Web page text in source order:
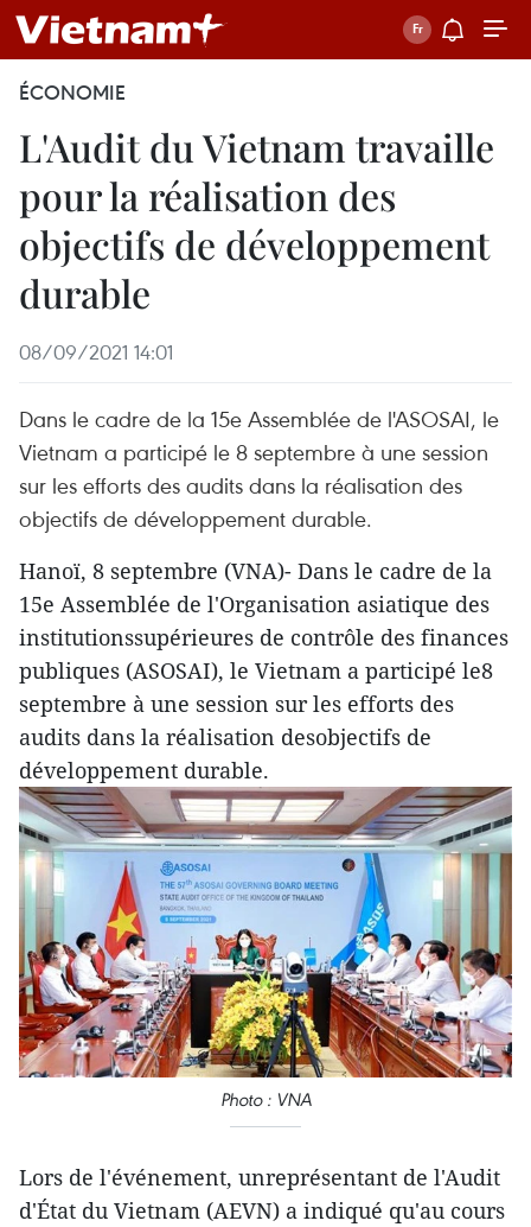
ÉCONOMIE
L'Audit du Vietnam travaille
pour la réalisation des
objectifs de développement
durable
08/09/2021 14:01
Dans le cadre de la 15e Assemblée de l'ASOSAI, le
Vietnam a participé le 8 septembre à une session
sur les efforts des audits dans la réalisation des
objectifs de développement durable.
Hanoï, 8 septembre (VNA)- Dans le cadre de la
15e Assemblée de l'Organisation asiatique des
institutionssupérieures de contrôle des finances
publiques (ASOSAI), le Vietnam a participé le8
septembre à une session sur les efforts des
audits dans la réalisation desobjectifs de
développement durable.
Photo : VNA
Lors de l'événement, unreprésentant de l'Audit
d'État du Vietnam (AEVN) a indiqué qu'au cours